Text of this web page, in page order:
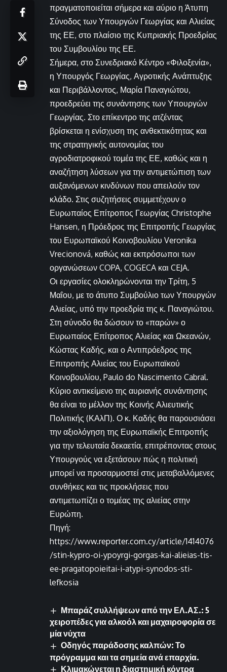
πραγματοποιείται σήμερα και αύριο η Άτυπη
Σύνοδος των Υπουργών Γεωργίας και Αλιείας
της ΕΕ, στο πλαίσιο της Κυπριακής Προεδρίας
του Συμβουλίου της ΕΕ.
Σήμερα, στο Συνεδριακό Κέντρο «Φιλοξενία»,
η Υπουργός Γεωργίας, Αγροτικής Ανάπτυξης
και Περιβάλλοντος, Μαρία Παναγιώτου,
προεδρεύει της συνάντησης των Υπουργών
Γεωργίας. Στο επίκεντρο της ατζέντας
βρίσκεται η ενίσχυση της ανθεκτικότητας και
της στρατηγικής αυτονομίας του
αγροδιατροφικού τομέα της ΕΕ, καθώς και η
αναζήτηση λύσεων για την αντιμετώπιση των
αυξανόμενων κινδύνων που απειλούν τον
κλάδο. Στις συζητήσεις συμμετέχουν ο
Ευρωπαίος Επίτροπος Γεωργίας Christophe
Hansen, η Πρόεδρος της Επιτροπής Γεωργίας
του Ευρωπαϊκού Κοινοβουλίου Veronika
Vrecionová, καθώς και εκπρόσωποι των
οργανώσεων COPA, COGECA και CEJA.
Οι εργασίες ολοκληρώνονται την Τρίτη, 5
Μαΐου, με το άτυπο Συμβούλιο των Υπουργών
Αλιείας, υπό την προεδρία της κ. Παναγιώτου.
Στη σύνοδο θα δώσουν το «παρών» ο
Ευρωπαίος Επίτροπος Αλιείας και Ωκεανών,
Κώστας Καδής, και ο Αντιπρόεδρος της
Επιτροπής Αλιείας του Ευρωπαϊκού
Κοινοβουλίου, Paulo do Nascimento Cabral.
Κύριο αντικείμενο της αυριανής συνάντησης
θα είναι το μέλλον της Κοινής Αλιευτικής
Πολιτικής (ΚΑλΠ). Ο κ. Καδής θα παρουσιάσει
την αξιολόγηση της Ευρωπαϊκής Επιτροπής
για την τελευταία δεκαετία, επιτρέποντας στους
Υπουργούς να εξετάσουν πώς η πολιτική
μπορεί να προσαρμοστεί στις μεταβαλλόμενες
συνθήκες και τις προκλήσεις που
αντιμετωπίζει ο τομέας της αλιείας στην
Ευρώπη.
Πηγή:
https://www.reporter.com.cy/article/1414076
/stin-kypro-oi-ypoyrgi-gorgas-kai-alieias-tis-
ee-pragatopoieitai-i-atypi-synodos-sti-
lefkosia
Μπαράζ συλλήψεων από την ΕΛ.ΑΣ.: 5
χειροπέδες για αλκοόλ και μαχαιροφορία σε
μία νύχτα
Οδηγός παράδοσης καλπών: Το
πρόγραμμα και τα σημεία ανά επαρχία.
Κλιμακώνεται η διαστημική κόντρα